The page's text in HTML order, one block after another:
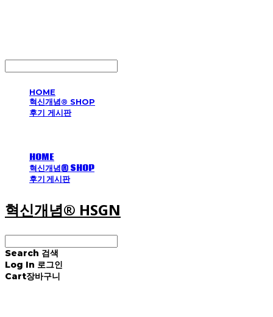
HOME
혁신개념® SHOP
후기 게시판
HOME
혁신개념® SHOP
후기 게시판
혁신개념® HSGN
Search 검색
Log In 로그인
Cart장바구니